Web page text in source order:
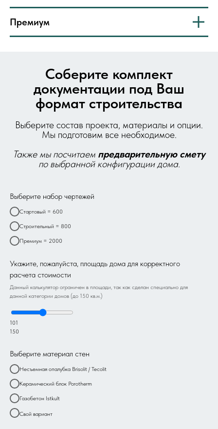
Премиум
Соберите комплект
документации под Ваш
формат строительства
Выберите состав проекта, материалы и опции.
Мы подготовим все необходимое.
Также мы посчитаем предварительную смету
по выбранной конфигурации дома.
Выберите набор чертежей
Стартовый = 600
Строительный = 800
Премиум = 2000
Укажите, пожалуйста, площадь дома для корректного
расчета стоимости
Данный калькулятор ограничен в площади, так как сделан специально для
данной категории домов (до 150 кв.м.)
101
150
Выберите материал стен
Несъемная опалубка Brisolit / Tecolit
Керамический блок Porotherm
Газобетон Istkult
Свой вариант